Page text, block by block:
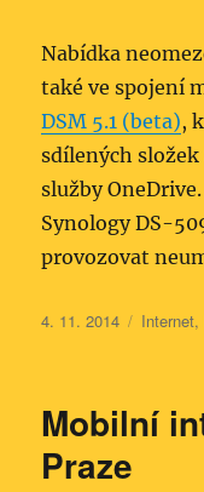
Nabídka
také ve spojení
DSM 5.1 (beta),
sdílených
služby
Synology DS-
provozovat
Publikováno:
4. 11. 2014 Rubriky:
Internet,
Mobilní
Praze